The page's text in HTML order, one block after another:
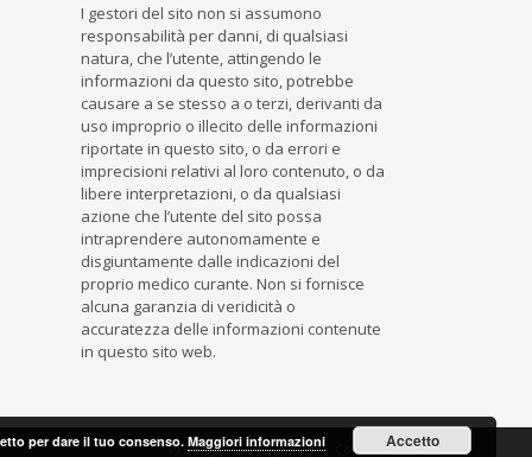
I gestori del sito non si assumono
responsabilità per danni, di qualsiasi
natura, che l’utente, attingendo le
informazioni da questo sito, potrebbe
causare a se stesso a o terzi, derivanti da
uso improprio o illecito delle informazioni
riportate in questo sito, o da errori e
imprecisioni relativi al loro contenuto, o da
libere interpretazioni, o da qualsiasi
azione che l’utente del sito possa
intraprendere autonomamente e
disgiuntamente dalle indicazioni del
proprio medico curante. Non si fornisce
alcuna garanzia di veridicità o
accuratezza delle informazioni contenute
in questo sito web.
Privacy e cookie policy Contatti
per dare il tuo consenso. Maggiori informazioni Accetto